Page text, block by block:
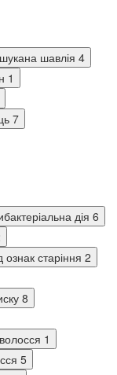
шавлія 4
1
7
дія 6
ознак старіння 2
8
1
5